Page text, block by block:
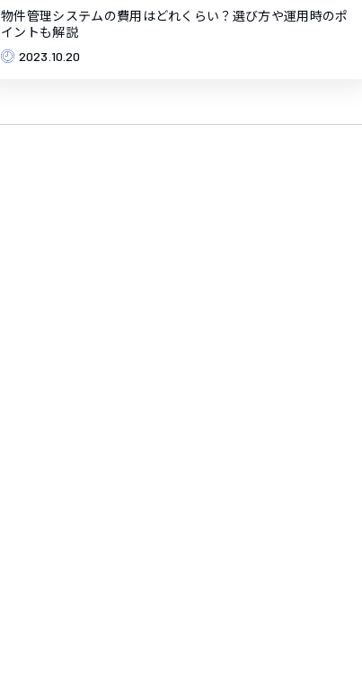
物件管理システムの費用はどれくらい？選び方や運用時のポ
イントも解説
2023.10.20